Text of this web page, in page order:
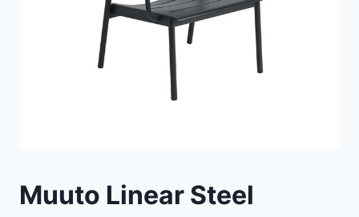
Muuto Linear Steel